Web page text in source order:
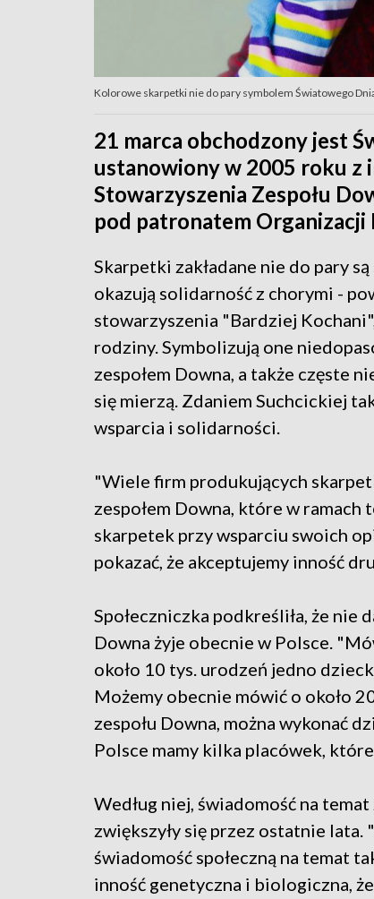
Kolorowe skarpetki nie do pary symbolem Światowego
21 marca obchodzony jest
ustanowiony w 2005 roku z
Stowarzyszenia Zespołu
pod patronatem
Skarpetki zakładane nie do pary
okazują solidarność z chorymi -
stowarzyszenia "Bardziej
rodziny. Symbolizują one
zespołem Downa, a także częste
się mierzą. Zdaniem Suchcickiej
wsparcia i solidarności.
"Wiele firm produkujących
zespołem Downa, które w
skarpetek przy wsparciu swoich
pokazać, że akceptujemy inność
Społeczniczka podkreśliła, że nie
Downa żyje obecnie w Polsce.
około 10 tys. urodzeń jedno
Możemy obecnie mówić o około
zespołu Downa, można wykonać
Polsce mamy kilka placówek,
Według niej, świadomość na
zwiększyły się przez ostatnie lata.
świadomość społeczną na temat
inność genetyczna i biologiczna,